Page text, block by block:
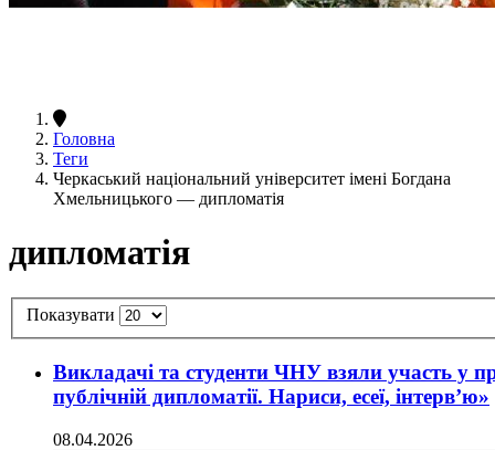
Головна
Теги
Черкаський національний університет імені Богдана
Хмельницького — дипломатія
дипломатія
Показувати
Викладачі та студенти ЧНУ взяли участь у
публічній дипломатії. Нариси, есеї, інтерв’ю»
08.04.2026